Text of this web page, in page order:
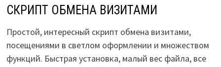
СКРИПТ ОБМЕНА ВИЗИТАМИ
Простой, интересный скрипт обмена визитами,
посещениями в светлом оформлении и множеством
функций. Быстрая установка, малый вес файла, все